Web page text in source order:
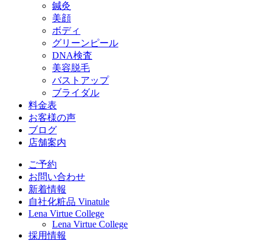
鍼灸
美顔
ボディ
グリーンピール
DNA検査
美容脱毛
バストアップ
ブライダル
料金表
お客様の声
ブログ
店舗案内
ご予約
お問い合わせ
新着情報
自社化粧品 Vinatule
Lena Virtue College
Lena Virtue College
採用情報